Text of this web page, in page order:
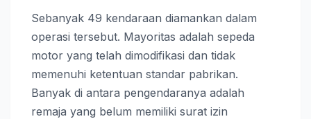
Sebanyak 49 kendaraan diamankan dalam
operasi tersebut. Mayoritas adalah sepeda
motor yang telah dimodifikasi dan tidak
memenuhi ketentuan standar pabrikan.
Banyak di antara pengendaranya adalah
remaja yang belum memiliki surat izin